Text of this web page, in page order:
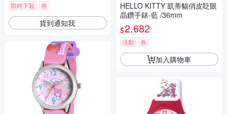
限時下殺 券
貨到通知我
HELLO KITTY 凱蒂貓俏皮眨眼
晶鑽手錶-藍 /36mm
$2,682
活動 券
加入購物車